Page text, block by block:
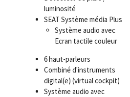
luminosité
SEAT Système média Plus
Système audio avec
Ecran tactile couleur
6 haut-parleurs
Combiné d'instruments
digital(e) (virtual cockpit)
Système audio avec